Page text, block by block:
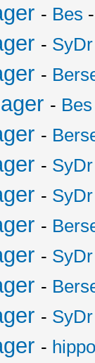
- Bes
- SyDr
-
- Bes
-
- SyDr
- SyDr
-
- SyDr
-
- SyDr
-